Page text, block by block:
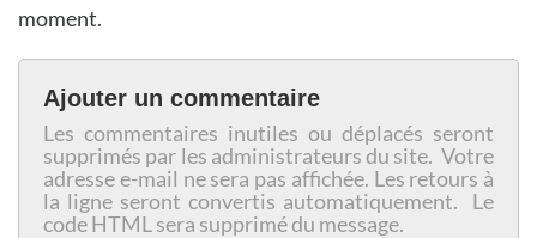
moment.
Ajouter un commentaire
Les commentaires inutiles ou déplacés seront
supprimés par les administrateurs du site. Votre
adresse e-mail ne sera pas affichée. Les retours à
la ligne seront convertis automatiquement. Le
code HTML sera supprimé du message.